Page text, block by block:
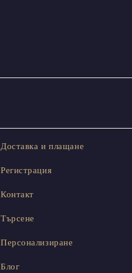
Доставка и плащане
Регистрация
Контакт
Търсене
Персонализиране
Блог